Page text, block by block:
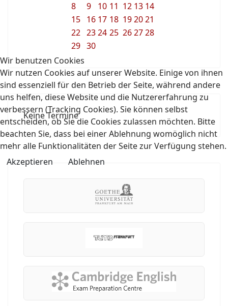
8
9 10 11 12 13 14
15 16 17 18 192021
22 2324 25 262728
29 30
Keine Termine
Wir benutzen Cookies
Wir nutzen Cookies auf unserer Website. Einige von ihnen
sind essenziell für den Betrieb der Seite, während andere
uns helfen, diese Website und die Nutzererfahrung zu
verbessern (Tracking Cookies). Sie können selbst
entscheiden, ob Sie die Cookies zulassen möchten. Bitte
beachten Sie, dass bei einer Ablehnung womöglich nicht
mehr alle Funktionalitäten der Seite zur Verfügung stehen.
Akzeptieren
Ablehnen